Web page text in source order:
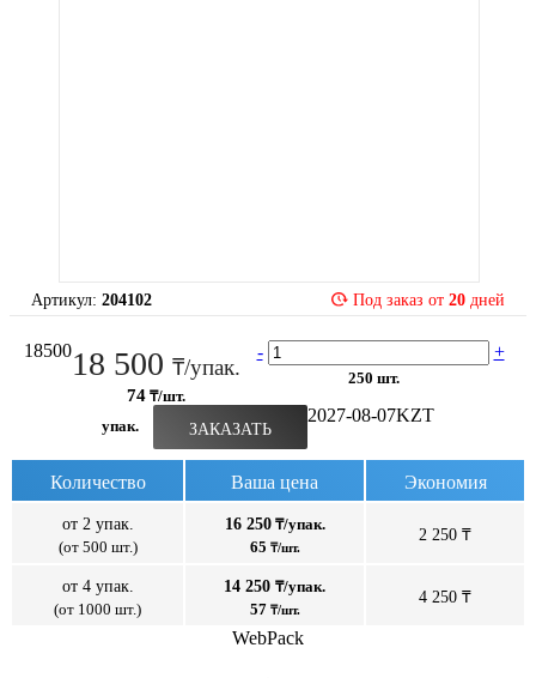
Артикул: 204102 Под заказ от 20 дней
1850018 500 ₸/упак.
74₸/шт.
- +
250 шт.
упак. ЗАКАЗАТЬ
2027-08-07KZT
Количество Ваша цена Экономия
от 2 упак.
(от 500 шт.)
16 250₸/упак.
65 ₸/шт.
2 250 ₸
от 4 упак.
(от 1000 шт.)
14 250 ₸/упак.
57 ₸/шт.
4 250 ₸
WebPack